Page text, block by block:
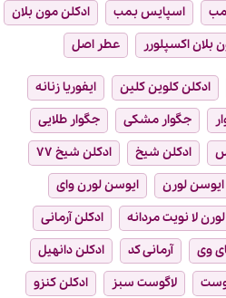
اسپایس بمب
ادکلن مون بلان
بلان اکسپلورر عطر اصل
ادکلن کلوین کلین
ایفوریا زنانه
جگوار مشکی
جگوار طلایی
ادکلن شیخ
ادکلن شیخ ۷۷
ایوسن لورن
ایوسن لورن وای
لا نویت مردانه
ادکلن آرمانی
وی آرمانی کد
ادکلن دانهیل
لاگوست سبز
ادکلن کنزو